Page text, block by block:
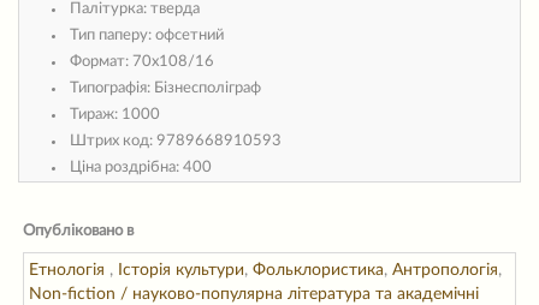
Палітурка: тверда
Тип паперу: офсетний
Формат: 70х108/16
Типографія: Бізнесполіграф
Тираж: 1000
Штрих код: 9789668910593
Ціна роздрібна: 400
Опубліковано в
Етнологія , Історія культури, Фольклористика, Антропологія,
Non-fiction / науково-популярна література та академічні